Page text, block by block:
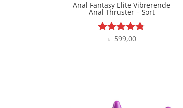
Anal Fantasy Elite Vibrerende
Anal Thruster – Sort
Vurderet
kr. 599,00